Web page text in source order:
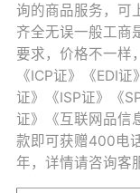
询的商品服务，可
齐全无误一般工商
要求，价格不一样
《ICP证》《EDI
证》《ISP证》《
证》《互联网品信
款即可获赠400电
年，详情请咨询客